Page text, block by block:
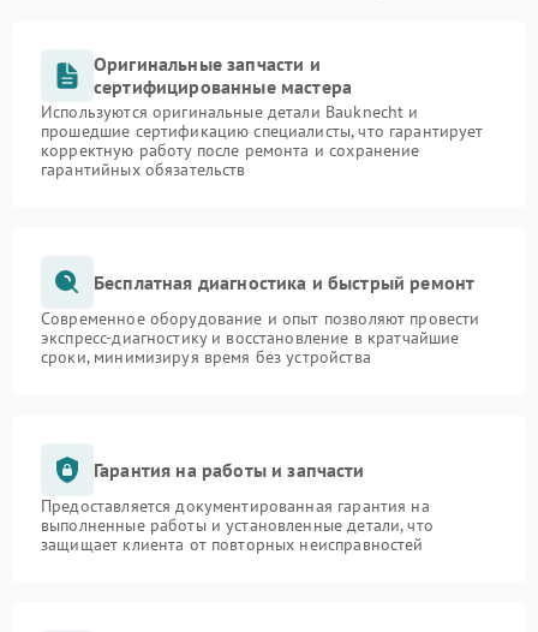
Оригинальные запчасти и
сертифицированные мастера
Используются оригинальные детали Bauknecht и
прошедшие сертификацию специалисты, что гарантирует
корректную работу после ремонта и сохранение
гарантийных обязательств
Бесплатная диагностика и быстрый ремонт
Современное оборудование и опыт позволяют провести
экспресс-диагностику и восстановление в кратчайшие
сроки, минимизируя время без устройства
Гарантия на работы и запчасти
Предоставляется документированная гарантия на
выполненные работы и установленные детали, что
защищает клиента от повторных неисправностей